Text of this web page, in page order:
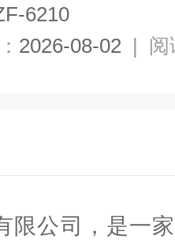
6210
2026-08-02 | 阅
限公司，是一